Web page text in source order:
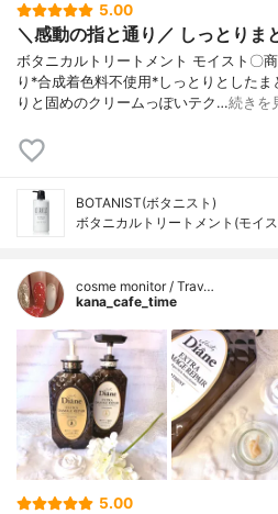
5.00
＼感動の指と通り／ しっとりま
ボタニカルトリートメント モイスト〇
り*合成着色料不使用*しっとりとした
りと固めのクリームっぽいテク…続きを
BOTANIST(ボタニスト)
ボタニカルトリートメント(モイ
cosme monitor / Trav…
kana_cafe_time
5.00